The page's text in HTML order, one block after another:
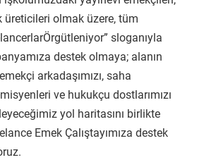
üreticileri olmak üzere, tüm
sloganıyla
destek olmaya; alanın
arkadaşımızı, saha
ve hukukçu dostlarımızı
yol haritasını birlikte
Emek Çalıştayımıza destek